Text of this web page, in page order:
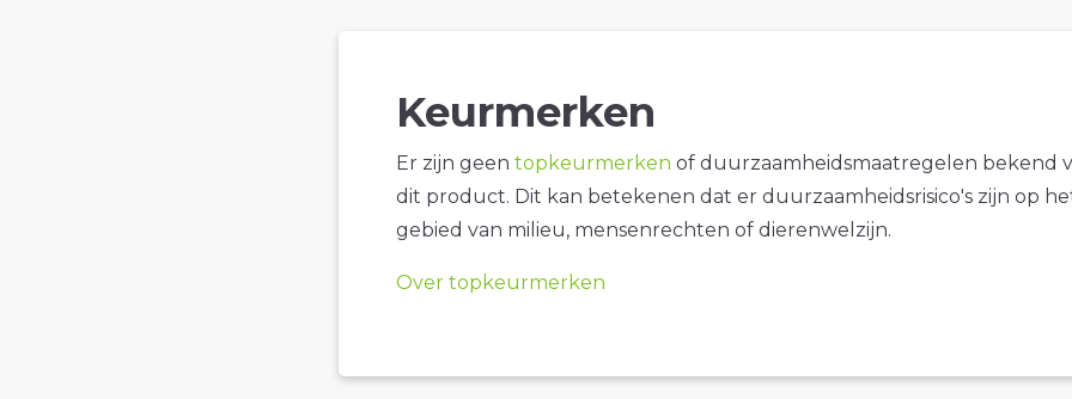
Keurmerken
Er zijn geen topkeurmerken of duurzaamheidsmaatregelen bekend
dit product. Dit kan betekenen dat er duurzaamheidsrisico's zijn op
gebied van milieu, mensenrechten of dierenwelzijn.
Over topkeurmerken